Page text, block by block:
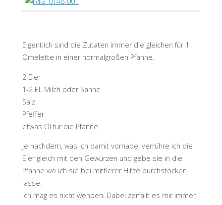
Eigentlich sind die Zutaten immer die gleichen für 1
Omelette in einer normalgroßen Pfanne.
2 Eier
1-2 EL Milch oder Sahne
Salz
Pfeffer
etwas Öl für die Pfanne.
Je nachdem, was ich damit vorhabe, verrühre ich die
Eier gleich mit den Gewürzen und gebe sie in die
Pfanne wo ich sie bei mittlerer Hitze durchstocken
lasse.
Ich mag es nicht wenden. Dabei zerfällt es mir immer